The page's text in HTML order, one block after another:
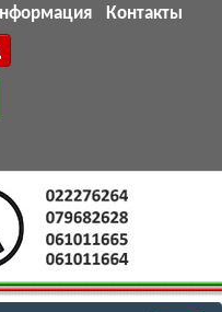
Контакты